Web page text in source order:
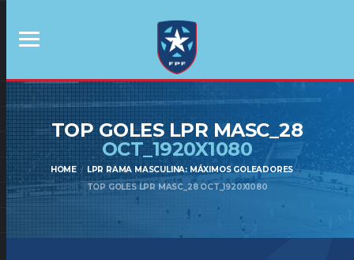
TOP GOLES LPR MASC_28
OCT_1920X1080
HOME
LPR RAMA MASCULINA: MÁXIMOS GOLEADORES
TOP GOLES LPR MASC_28 OCT_1920X1080